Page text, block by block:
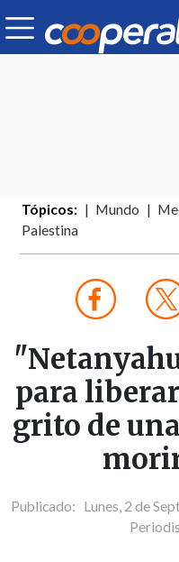
Tópicos: Mundo
Palestina
para
grito de
Publicado: Lunes, 2 de